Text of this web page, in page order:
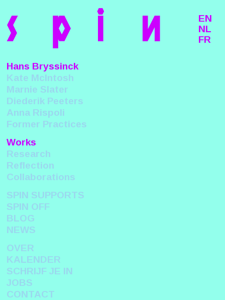
s p i n
Hans Bryssinck
Kate McIntosh
Marnie Slater
Diederik Peeters
Anna Rispoli
Former Practices
Works
Research
Reflection
Collaborations
SPIN SUPPORTS
SPIN OFF
BLOG
NEWS
OVER
KALENDER
SCHRIJF JE IN
JOBS
CONTACT
EN
NL
FR